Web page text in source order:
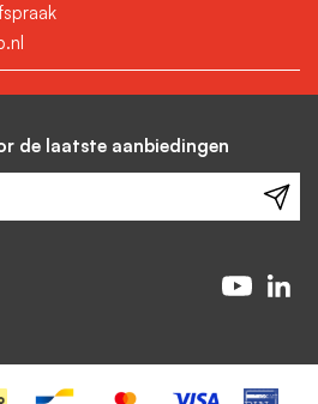
de laatste aanbiedingen